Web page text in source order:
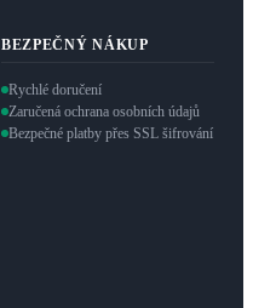
BEZPEČNÝ NÁKUP
Rychlé doručení
Zaručená ochrana osobních údajů
Bezpečné platby přes SSL šifrování